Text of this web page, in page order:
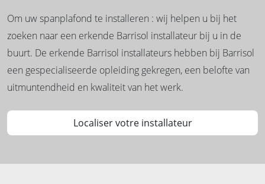
Om uw spanplafond te installeren : wij helpen u bij het
zoeken naar een erkende Barrisol installateur bij u in de
buurt. De erkende Barrisol installateurs hebben bij Barrisol
een gespecialiseerde opleiding gekregen, een belofte van
uitmuntendheid en kwaliteit van het werk.
Localiser votre installateur